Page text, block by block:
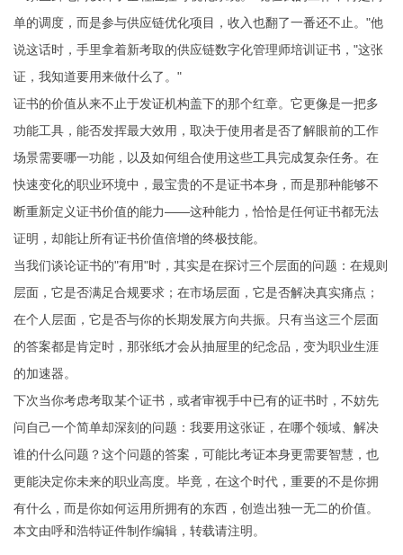
单的调度，而是参与供应链优化项目，收入也翻了一番还不止。"他
说这话时，手里拿着新考取的供应链数字化管理师培训证书，"这张
证，我知道要用来做什么了。"
证书的价值从来不止于发证机构盖下的那个红章。它更像是一把多
功能工具，能否发挥最大效用，取决于使用者是否了解眼前的工作
场景需要哪一功能，以及如何组合使用这些工具完成复杂任务。在
快速变化的职业环境中，最宝贵的不是证书本身，而是那种能够不
断重新定义证书价值的能力——这种能力，恰恰是任何证书都无法
证明，却能让所有证书价值倍增的终极技能。
当我们谈论证书的"有用"时，其实是在探讨三个层面的问题：在规则
层面，它是否满足合规要求；在市场层面，它是否解决真实痛点；
在个人层面，它是否与你的长期发展方向共振。只有当这三个层面
的答案都是肯定时，那张纸才会从抽屉里的纪念品，变为职业生涯
的加速器。
下次当你考虑考取某个证书，或者审视手中已有的证书时，不妨先
问自己一个简单却深刻的问题：我要用这张证，在哪个领域、解决
谁的什么问题？这个问题的答案，可能比考证本身更需要智慧，也
更能决定你未来的职业高度。毕竟，在这个时代，重要的不是你拥
有什么，而是你如何运用所拥有的东西，创造出独一无二的价值。
本文由呼和浩特证件制作编辑，转载请注明。